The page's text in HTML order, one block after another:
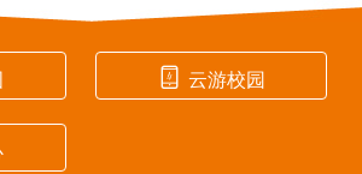
 云游校园